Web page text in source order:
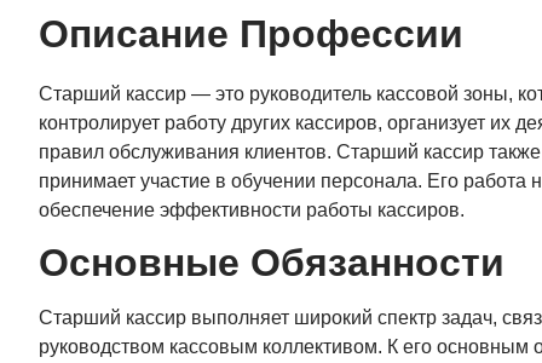
Описание Профессии
Старший кассир — это руководитель кассовой зоны,
контролирует работу других кассиров, организует их
правил обслуживания клиентов. Старший кассир
принимает участие в обучении персонала. Его
обеспечение эффективности работы кассиров.
Основные Обязанности
Старший кассир выполняет широкий спектр задач,
руководством кассовым коллективом. К его основным